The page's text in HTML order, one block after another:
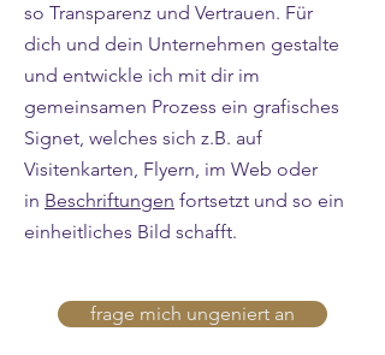
so Transparenz und Vertrauen. Für
dich und dein Unternehmen gestalte
und entwickle ich mit dir im
gemeinsamen Prozess ein grafisches
Signet, welches sich z.B. auf
Visitenkarten, Flyern, im Web oder
in Beschriftungen fortsetzt und so ein
einheitliches Bild schafft.
frage mich ungeniert an